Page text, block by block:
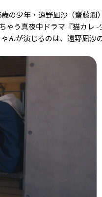
の少年・遠野凪沙（齋藤潤
ゃう真夜中ドラマ『猫カレ -
んが演じるのは、遠野凪沙